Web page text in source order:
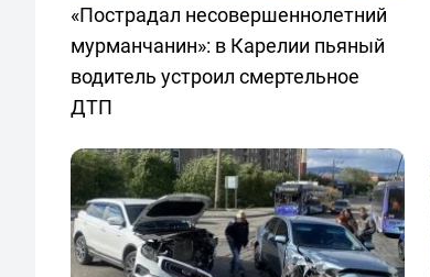
«Пострадал несовершеннолетний
мурманчанин»: в Карелии пьяный
водитель устроил смертельное
ДТП